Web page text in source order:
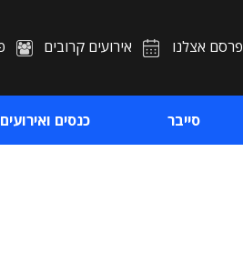
פרסם אצלנו אירועים קרובים
סייבר כנסים ואירועים